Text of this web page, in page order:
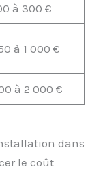
à 300 €
à 1 000 €
à 2 000 €
dans
le coût